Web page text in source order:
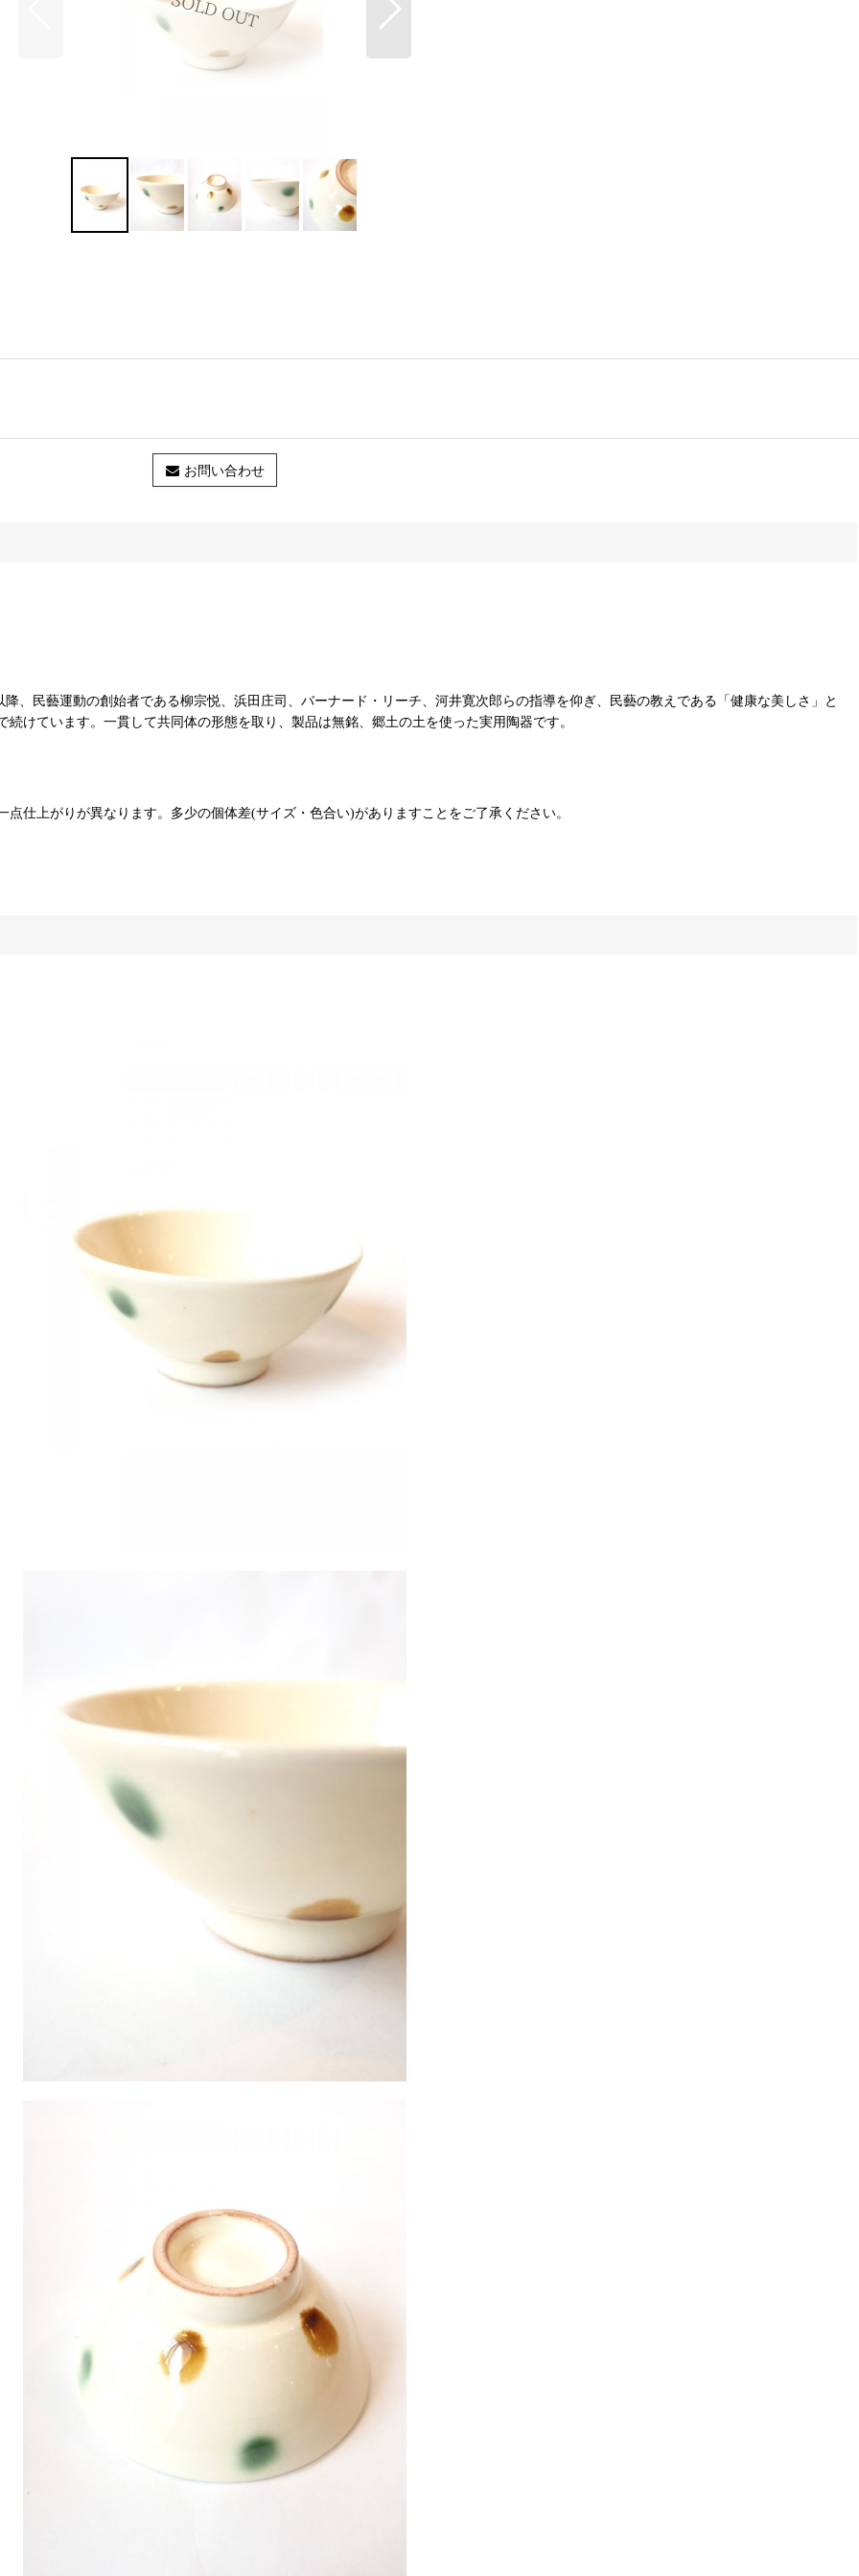
お問い合わせ
降、民藝運動の創始者である柳宗悦、浜田庄司、バーナード・リーチ、河井寛次郎らの指導を仰ぎ、民藝の教えである「健康な美しさ」と
けています。一貫して共同体の形態を取り、製品は無銘、郷土の土を使った実用陶器です。
仕上がりが異なります。多少の個体差(サイズ・色合い)がありますことをご了承ください。